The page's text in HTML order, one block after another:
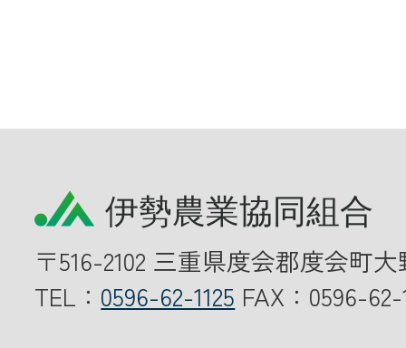
〒516-2102 三重県度会郡度会町
TEL： 0596-62-1125 FAX：0596-62-